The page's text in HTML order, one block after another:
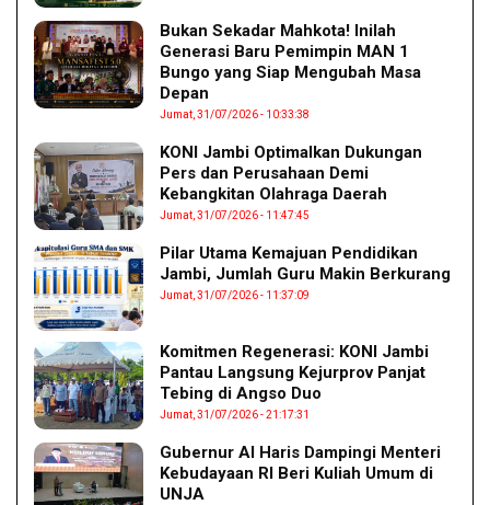
Bukan Sekadar Mahkota! Inilah
Generasi Baru Pemimpin MAN 1
Bungo yang Siap Mengubah Masa
Depan
Jumat, 31/07/2026 - 10:33:38
KONI Jambi Optimalkan Dukungan
Pers dan Perusahaan Demi
Kebangkitan Olahraga Daerah
Jumat, 31/07/2026 - 11:47:45
Pilar Utama Kemajuan Pendidikan
Jambi, Jumlah Guru Makin Berkurang
Jumat, 31/07/2026 - 11:37:09
Komitmen Regenerasi: KONI Jambi
Pantau Langsung Kejurprov Panjat
Tebing di Angso Duo
Jumat, 31/07/2026 - 21:17:31
Gubernur Al Haris Dampingi Menteri
Kebudayaan RI Beri Kuliah Umum di
UNJA